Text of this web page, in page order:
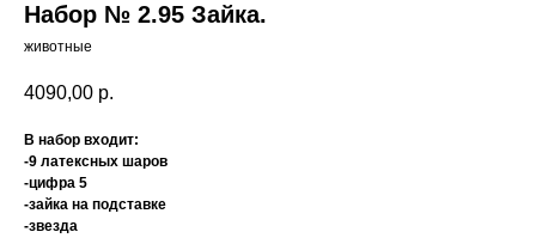
Набор № 2.95 Зайка.
животные
4090,00 р.
В набор входит:
-9 латексных шаров
-цифра 5
-зайка на подставке
-звезда